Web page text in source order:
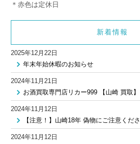
＊赤色は定休日
新着情報
2025年12月22日
年末年始休暇のお知らせ
2024年11月21日
お酒買取専門店リカー999 【山崎 買取
2024年11月12日
【注意！】山崎18年 偽物にご注意くだ
2024年11月12日